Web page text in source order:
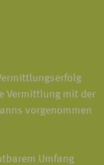
Vermittlung mit der
vorgenommen
Umfang